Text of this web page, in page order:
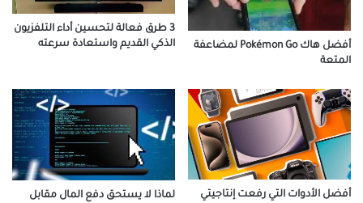
أفضل هاك Pokémon Go لمضاعفة
المتعة
3 طرق فعالة لتحسين أداء التلفزيون
الذكي القديم واستعادة سرعته
أفضل الأدوات التي رفعت إنتاجيتي
لماذا لا يستحق دفع المال مقابل